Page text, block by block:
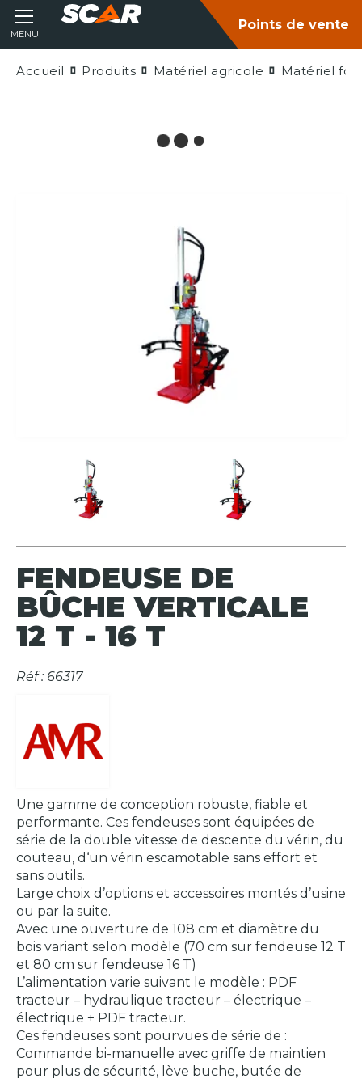
MENU
Points de vente
Accueil Produits Matériel agricole Matériel
FENDEUSE DE
BÛCHE VERTICALE
12 T - 16 T
Réf : 66317
Une gamme de conception robuste, fiable et
performante. Ces fendeuses sont équipées de
série de la double vitesse de descente du vérin, du
couteau, d‘un vérin escamotable sans effort et
sans outils.
Large choix d’options et accessoires montés d’usine
ou par la suite.
Avec une ouverture de 108 cm et diamètre du
bois variant selon modèle (70 cm sur fendeuse 12 T
et 80 cm sur fendeuse 16 T)
L’alimentation varie suivant le modèle : PDF
tracteur – hydraulique tracteur – électrique –
électrique + PDF tracteur.
Ces fendeuses sont pourvues de série de :
Commande bi-manuelle avec griffe de maintien
pour plus de sécurité, lève buche, butée de